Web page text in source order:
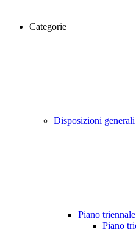
Categorie
Disposizioni generali
Piano
Piano